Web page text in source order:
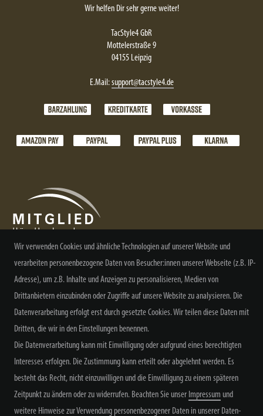
Wir helfen Dir sehr gerne weiter!
TacStyle4 GbR
Mottelerstraße 9
04155 Leipzig
E.Mail:support@tacstyle4.de
NEWSLETTER ABONNIEREN
Alle Preisangaben inkl. MwSt. zzgl. Versand
Wir verwenden Cookies und ähnliche Technologien auf unserer Website und
verarbeiten personenbezogene Daten von Besucher:innen unserer Webseite (z.B. IP-
Adresse), um z.B. Inhalte und Anzeigen zu personalisieren, Medien von
Drittanbietern einzubinden oder Zugriffe auf unsere Website zu analysieren. Die
Datenverarbeitung erfolgt erst durch gesetzte Cookies. Wir teilen diese Daten mit
Dritten, die wir in den Einstellungen benennen.
Die Datenverarbeitung kann mit Einwilligung oder aufgrund eines berechtigten
Interesses erfolgen. Die Zustimmung kann erteilt oder abgelehnt werden. Es
besteht das Recht, nicht einzuwilligen und die Einwilligung zu einem späteren
Zeitpunkt zu ändern oder zu widerrufen. Beachten Sie unser Impressum und
weitere Hinweise zur Verwendung personenbezogener Daten in unserer Daten­